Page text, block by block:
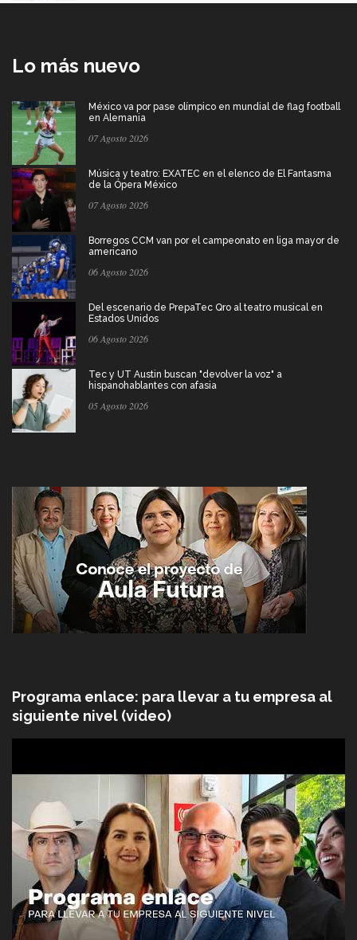
Lo más nuevo
México va por pase olímpico en mundial de flag football
en Alemania
07 Agosto 2026
Música y teatro: EXATEC en el elenco de El Fantasma
de la Ópera México
07 Agosto 2026
Borregos CCM van por el campeonato en liga mayor de
americano
06 Agosto 2026
Del escenario de PrepaTec Qro al teatro musical en
Estados Unidos
06 Agosto 2026
Tec y UT Austin buscan "devolver la voz" a
hispanohablantes con afasia
05 Agosto 2026
Programa enlace: para llevar a tu empresa al
siguiente nivel (video)